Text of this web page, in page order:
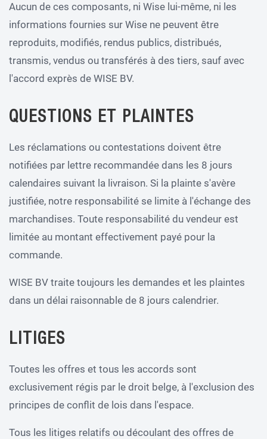
Aucun de ces composants, ni Wise lui-même, ni les
informations fournies sur Wise ne peuvent être
reproduits, modifiés, rendus publics, distribués,
transmis, vendus ou transférés à des tiers, sauf avec
l'accord exprès de WISE BV.
QUESTIONS ET PLAINTES
Les réclamations ou contestations doivent être
notifiées par lettre recommandée dans les 8 jours
calendaires suivant la livraison. Si la plainte s'avère
justifiée, notre responsabilité se limite à l'échange des
marchandises. Toute responsabilité du vendeur est
limitée au montant effectivement payé pour la
commande.
WISE BV traite toujours les demandes et les plaintes
dans un délai raisonnable de 8 jours calendrier.
LITIGES
Toutes les offres et tous les accords sont
exclusivement régis par le droit belge, à l'exclusion des
principes de conflit de lois dans l'espace.
Tous les litiges relatifs ou découlant des offres de